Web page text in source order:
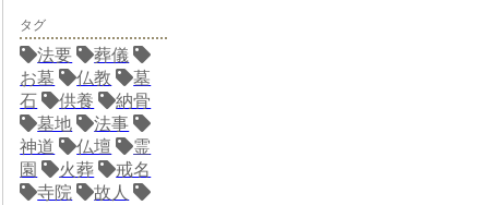
タグ
法要
葬儀
お墓
仏教
墓
石
供養
納骨
墓地
法事
神道
仏壇
霊
園
火葬
戒名
寺院
故人